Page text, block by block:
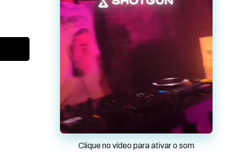
Clique no vídeo para ativar o som